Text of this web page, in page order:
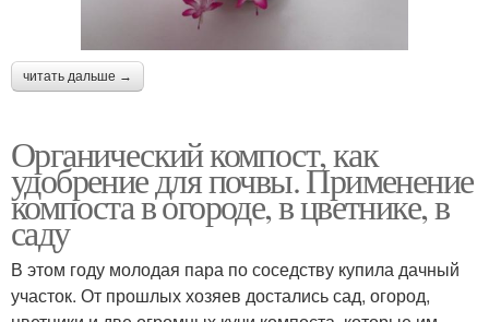
читать дальше →
Органический компост, как
удобрение для почвы. Применение
компоста в огороде, в цветнике, в
саду
В этом году молодая пара по соседству купила дачный
участок. От прошлых хозяев достались сад, огород,